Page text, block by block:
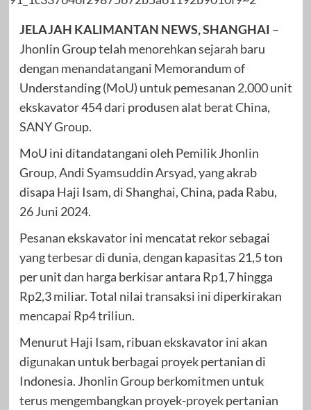
JELAJAH KALIMANTAN NEWS, SHANGHAI –
Jhonlin Group telah menorehkan sejarah baru
dengan menandatangani Memorandum of
Understanding (MoU) untuk pemesanan 2.000 unit
ekskavator 454 dari produsen alat berat China,
SANY Group.
MoU ini ditandatangani oleh Pemilik Jhonlin
Group, Andi Syamsuddin Arsyad, yang akrab
disapa Haji Isam, di Shanghai, China, pada Rabu,
26 Juni 2024.
Pesanan ekskavator ini mencatat rekor sebagai
yang terbesar di dunia, dengan kapasitas 21,5 ton
per unit dan harga berkisar antara Rp1,7 hingga
Rp2,3 miliar. Total nilai transaksi ini diperkirakan
mencapai Rp4 triliun.
Menurut Haji Isam, ribuan ekskavator ini akan
digunakan untuk berbagai proyek pertanian di
Indonesia. Jhonlin Group berkomitmen untuk
terus mengembangkan proyek-proyek pertanian